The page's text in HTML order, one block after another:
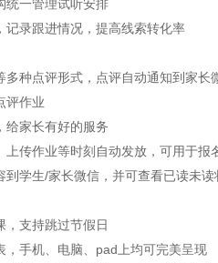
一管理试听安排
录跟进情况，提高线索转化率
点评形式，点评自动通知到家长
评作业
家长有好的服务
传作业等时刻自动发放，可用于报
学生/家长微信，并可查看已读未读
支持跳过节假日
手机、电脑、pad上均可完美呈现